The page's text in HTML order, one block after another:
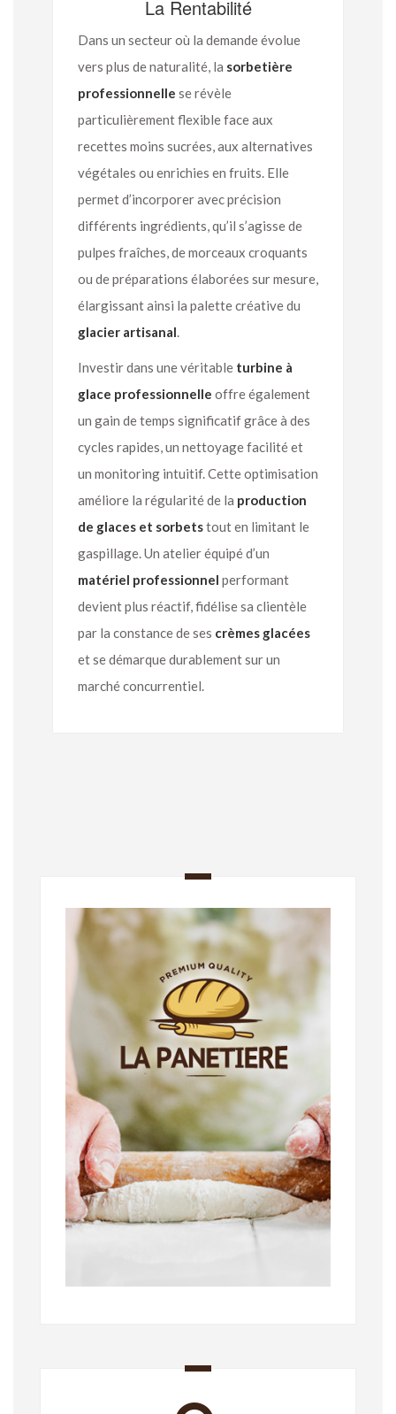
La Rentabilité
Dans un secteur où la demande évolue
vers plus de naturalité, la sorbetière
professionnelle se révèle
particulièrement flexible face aux
recettes moins sucrées, aux alternatives
végétales ou enrichies en fruits. Elle
permet d’incorporer avec précision
différents ingrédients, qu’il s’agisse de
pulpes fraîches, de morceaux croquants
ou de préparations élaborées sur mesure,
élargissant ainsi la palette créative du
glacier artisanal.
Investir dans une véritable turbine à
glace professionnelle offre également
un gain de temps significatif grâce à des
cycles rapides, un nettoyage facilité et
un monitoring intuitif. Cette optimisation
améliore la régularité de la production
de glaces et sorbetstout en limitant le
gaspillage. Un atelier équipé d’un
matériel professionnel performant
devient plus réactif, fidélise sa clientèle
par la constance de ses crèmes glacées
et se démarque durablement sur un
marché concurrentiel.